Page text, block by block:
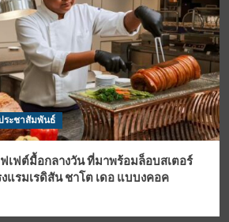
ระชาสัมพันธ์
ฟต์มื้อกลางวัน ที่มาพร้อมล็อบสเตอร์
แรมเรดิสัน ชาโต เดอ แบบงคอค